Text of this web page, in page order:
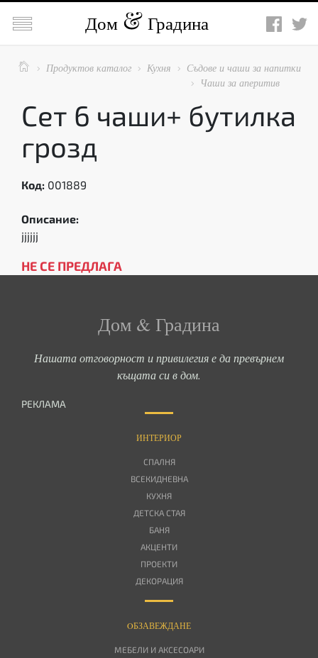
 Дом Градина
  Продуктов каталог  Кухня  Съдове и чаши за напитки
 Чаши за аперитив
Сет 6 чаши+ бутилка
грозд
Код: 001889
Описание:
jjjjjj
НЕ СЕ ПРЕДЛАГА
Дом & Градина
Нашата отговорност и привилегия е да превърнем
къщата си в дом.
РЕКЛАМА
ИНТЕРИОР
СПАЛНЯ
ВСЕКИДНЕВНА
КУХНЯ
ДЕТСКА СТАЯ
БАНЯ
АКЦЕНТИ
ПРОЕКТИ
ДЕКОРАЦИЯ
OБЗАВЕЖДАНЕ
МЕБЕЛИ И АКСЕСОАРИ